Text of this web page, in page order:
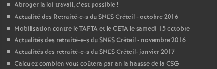
Abroger la loi travail, c’est possible!
Actualité des Retraité-e-s duSNESCréteil - octobre 2016
Mobilisation contre leTAFTAet leCETA le samedi 15 octobre
Actualités des retraité-e-s duSNESCréteil - novembre 2016
Actualités des retraité-e-s duSNESCréteil- janvier 2017
Calculez combien vous coûtera par an la hausse de la CSG